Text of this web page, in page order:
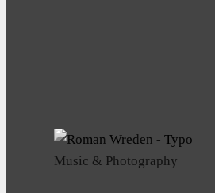
Music & Photography